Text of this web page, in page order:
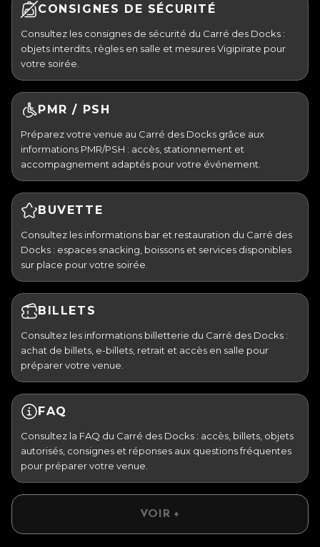
CONSIGNES DE SÉCURITÉ
Consultez les consignes de sécurité du Carré des Docks :
objets interdits, règles en salle et mesures Vigipirate pour
votre soirée.
PMR / PSH
Préparez votre venue au Carré des Docks grâce aux
informations PMR/PSH : accès, stationnement et
accompagnement adaptés pour votre événement.
BUVETTE
Consultez les informations bar et restauration du Carré des
Docks : espaces snacking, boissons et services disponibles
sur place pour votre soirée.
BILLETS
Consultez les informations billetterie du Carré des Docks :
achat de billets, e-billets, retrait et accès en salle pour
préparer votre venue.
FAQ
Consultez la FAQ du Carré des Docks : accès, billets, objets
autorisés, consignes et réponses aux questions fréquentes
pour préparer votre venue.
VOIR +